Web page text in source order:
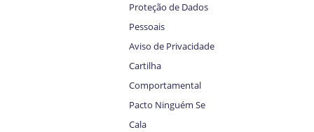
Proteção de Dados
Pessoais
Aviso de Privacidade
Cartilha
Comportamental
Pacto Ninguém Se
Cala